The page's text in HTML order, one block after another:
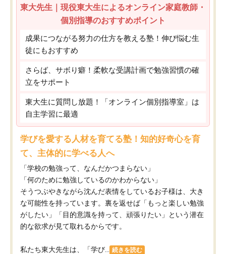
東大先生｜現役東大生によるオンライン家庭教師・
個別指導のおすすめポイント
成果につながる努力の仕方を教える塾！伸び悩む生
徒にもおすすめ
さらば、サボり癖！柔軟な受講計画で勉強習慣の確
立をサポート
東大生に質問し放題！「オンライン個別指導室」は
自主学習に最適
学びを愛する人材を育てる塾！知的好奇心を育
て、主体的に学べる人へ
「学校の勉強って、なんだかつまらない」
「何のために勉強しているのかわからない」
そうつぶやきながら沈んだ表情をしているお子様は、大き
な可能性を持っています。裏を返せば「もっと楽しい勉強
がしたい」「目的意識を持って、頑張りたい」という潜在
的な欲求が見て取れるからです。
私たち東大先生は、「学び... 続きを読む